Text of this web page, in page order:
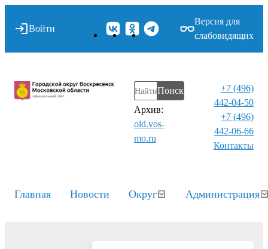
Войти
Версия для
слабовидящих
Поиск
Архив:
old.vos-
mo.ru
+7 (496)
442-04-50
+7 (496)
442-06-66
Контакты⁠
Главная Новости Округ Администрация